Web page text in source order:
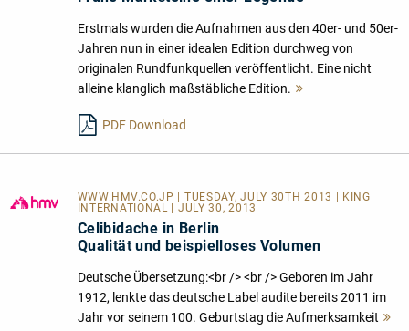
Erstmals wurden die Aufnahmen aus den 40er- und 50er-
Jahren nun in einer idealen Edition durchweg von
originalen Rundfunkquellen veröffentlicht. Eine nicht
alleine klanglich maßstäbliche Edition.
PDF Download
WWW.HMV.CO.JP
| TUESDAY, JULY 30TH 2013 | KING
INTERNATIONAL | JULY 30, 2013
Celibidache in Berlin
Qualität und beispielloses Volumen
Deutsche Übersetzung:<br /> <br /> Geboren im Jahr
1912, lenkte das deutsche Label audite bereits 2011 im
Jahr vor seinem 100. Geburtstag die Aufmerksamkeit